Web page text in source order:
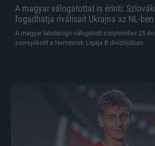
A magyar válogatottat is érinti:
fogadhatja riválisait Ukrajna az NL-ben
A magyar labdarúgó-válogatott szeptember 25-
szereplését a Nemzetek Ligája B divíziójában.